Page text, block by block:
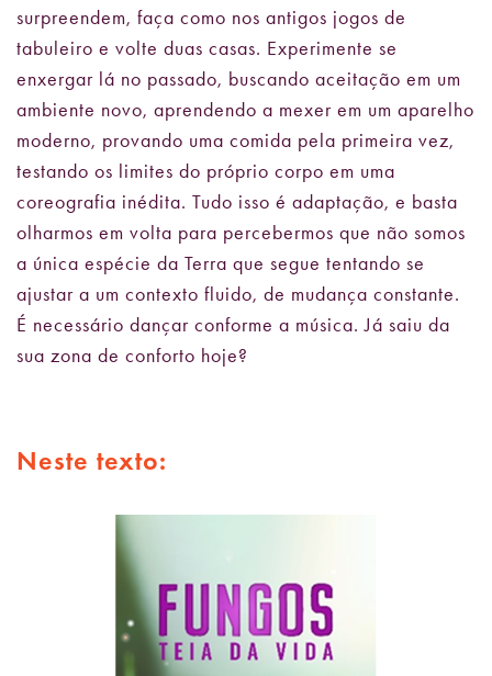
surpreendem, faça como nos antigos jogos de
tabuleiro e volte duas casas. Experimente se
enxergar lá no passado, buscando aceitação em um
ambiente novo, aprendendo a mexer em um aparelho
moderno, provando uma comida pela primeira vez,
testando os limites do próprio corpo em uma
coreografia inédita. Tudo isso é adaptação, e basta
olharmos em volta para percebermos que não somos
a única espécie da Terra que segue tentando se
ajustar a um contexto fluido, de mudança constante.
É necessário dançar conforme a música. Já saiu da
sua zona de conforto hoje?
Neste texto: